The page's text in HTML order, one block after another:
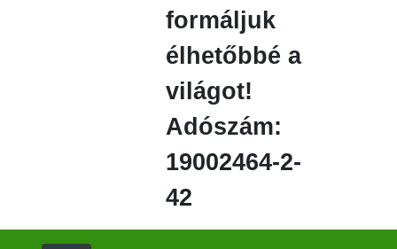
formáljuk
élhetőbbé a
világot!
Adószám:
19002464-2-
42